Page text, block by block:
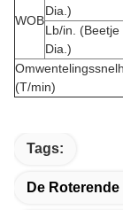
WOB
Dia.)
Lb/in. (Beetje
Dia.)
(T/min)
Tags:
De